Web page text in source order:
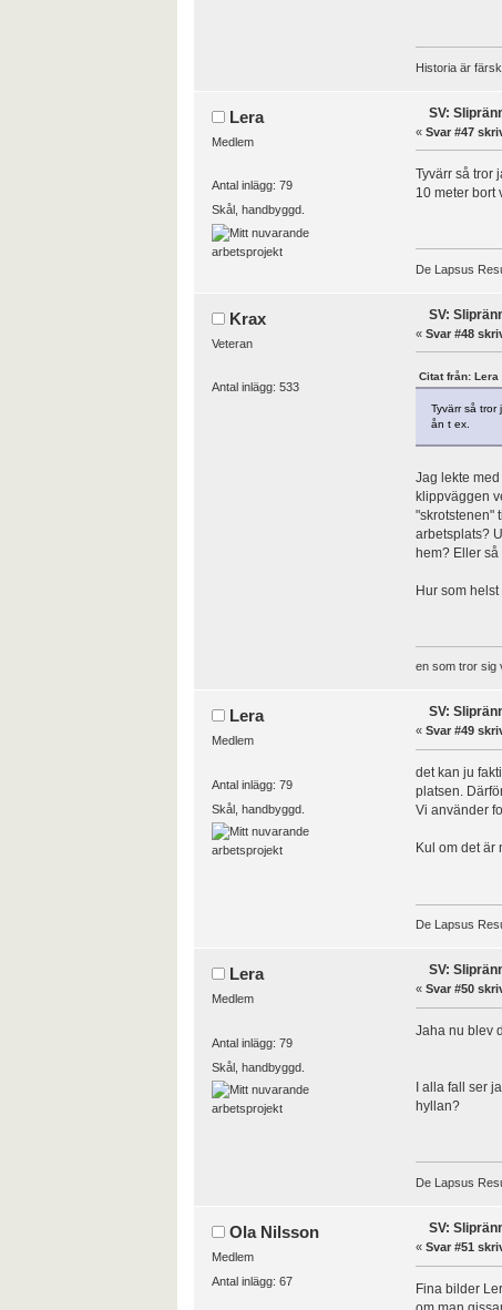
Historia är
Lera
Medlem
Antal inlägg: 79
Skål, handbyggd.
SV:
« Svar #47
Tyvärr så tror
10 meter bort
De Lapsus
Krax
Veteran
Antal inlägg: 533
SV:
« Svar #48
Citat från:
Tyvärr så
ån t ex.
Jag lekte
klippväggen
"skrotstenen"
arbetsplats?
hem? Eller
Hur som
en som tror sig
Lera
Medlem
Antal inlägg: 79
Skål, handbyggd.
SV:
« Svar #49
det kan ju
platsen.
Vi använder
Kul om det är
De Lapsus
Lera
Medlem
Antal inlägg: 79
Skål, handbyggd.
SV:
« Svar #50
Jaha nu blev
I alla fall ser
hyllan?
De Lapsus
Ola Nilsson
Medlem
Antal inlägg: 67
SV:
« Svar #51
Fina bilder